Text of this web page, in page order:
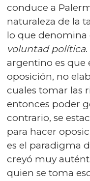
conduce a
naturaleza de la
lo que denomina
voluntad política
argentino es que
oposición, no
cuales tomar las
entonces poder
contrario, se
para hacer
es el paradigma
creyó muy
quien se toma